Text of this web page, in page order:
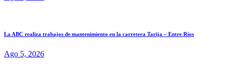
La ABC realiza trabajos de mantenimiento en la carretera Tarija – Entre Ríos
Ago 5, 2026